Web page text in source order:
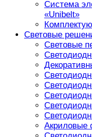
Система
«Unibelt»
Световые
Световые
Акриловые